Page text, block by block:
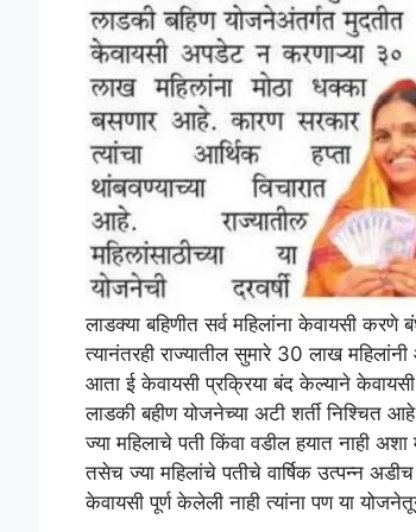
लाडक्या बहिणीत सर्व महिलांना केवायसी
त्यानंतरही राज्यातील सुमारे 30 लाख
आता ई केवायसी प्रक्रिया बंद केल्याने केवायसी
लाडकी बहीण योजनेच्या अटी शर्ती निश्चित
ज्या महिलाचे पती किंवा वडील हयात नाही
तसेच ज्या महिलांचे पतीचे वार्षिक उत्पन्न
केवायसी पूर्ण केलेली नाही त्यांना पण या